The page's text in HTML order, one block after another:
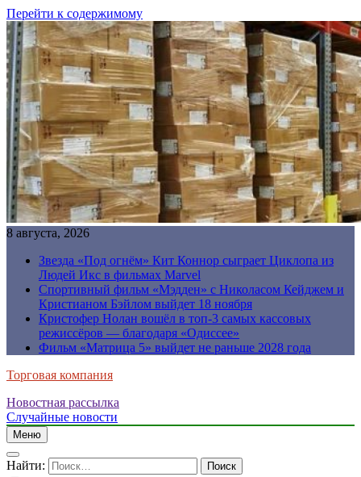
Перейти к содержимому
8 августа, 2026
Звезда «Под огнём» Кит Коннор сыграет Циклопа из
Людей Икс в фильмах Marvel
Спортивный фильм «Мэдден» с Николасом Кейджем и
Кристианом Бэйлом выйдет 18 ноября
Кристофер Нолан вошёл в топ-3 самых кассовых
режиссёров — благодаря «Одиссее»
Фильм «Матрица 5» выйдет не раньше 2028 года
Торговая компания
Новостная рассылка
Случайные новости
Меню
Найти: